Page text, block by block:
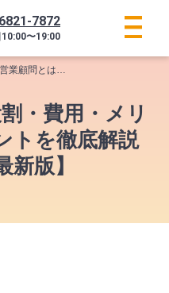
7872
10:00〜19:00
営業顧問とは？役割・費用・メリット・導入ポイントを徹底解説【2025年最新版】
・費用・メリ
トを徹底解説
新版】